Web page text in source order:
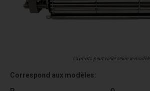
La photo peut varier selon le modèle
Correspond aux modèles: